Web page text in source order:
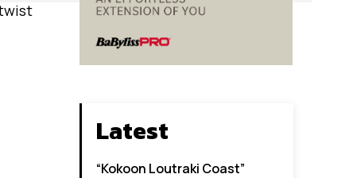
Latest
“Kokoon Loutraki Coast”